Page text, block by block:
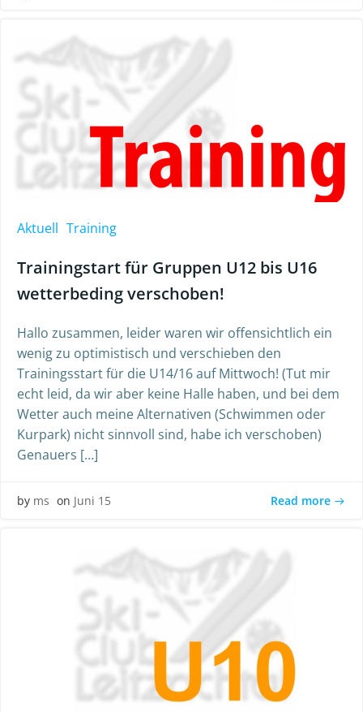
Aktuell Training
Trainingstart für Gruppen U12 bis U16
wetterbeding verschoben!
Hallo zusammen, leider waren wir offensichtlich ein
wenig zu optimistisch und verschieben den
Trainingsstart für die U14/16 auf Mittwoch! (Tut mir
echt leid, da wir aber keine Halle haben, und bei dem
Wetter auch meine Alternativen (Schwimmen oder
Kurpark) nicht sinnvoll sind, habe ich verschoben)
Genauers […]
by ms on Juni 15 Read more